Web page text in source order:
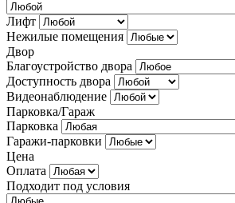
Лифт
Нежилые помещения
Двор
Благоустройство двора
Доступность двора
Видеонаблюдение
Парковка/Гараж
Парковка
Гаражи-парковки
Цена
Оплата
Подходит под условия